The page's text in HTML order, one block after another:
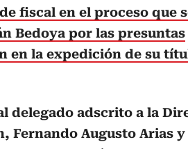
fiscal en el proceso que
Bedoya por las presuntas
en la expedición de su
delegado adscrito a la
Fernando Augusto Arias y